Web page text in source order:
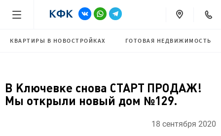
КВАРТИРЫ В НОВОСТРОЙКАХ ГОТОВАЯ НЕДВИЖИМОСТЬ
В Ключевке снова СТАРТ ПРОДАЖ!
Мы открыли новый дом №129.
18 сентября 2020